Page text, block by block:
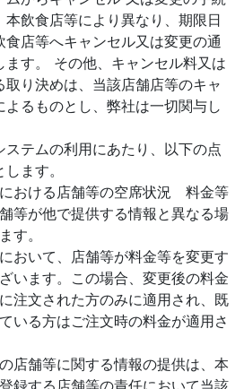
本飲食店等により異なり、期限日
食店等へキャンセル又は変更の通
ます。 その他、キャンセル料又は
取り決めは、当該店舗店等のキャ
よるものとし、弊社は一切関与し
ステムの利用にあたり、以下の点
ます。
おける店舗等の空席状況 料金等
等が他で提供する情報と異なる場
す。
おいて、店舗等が料金等を変更す
います。この場合、変更後の料金
注文された方のみに適用され、既
いる方はご注文時の料金が適用さ
店舗等に関する情報の提供は、本
録する店舗等の責任において当該